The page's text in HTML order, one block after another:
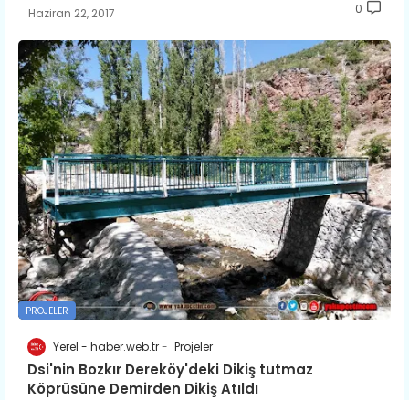
Haziran 22, 2017 0
PROJELER
Yerel - haber.web.tr Projeler
Dsi'nin Bozkır Dereköy'deki Dikiş tutmaz
Köprüsüne Demirden Dikiş Atıldı